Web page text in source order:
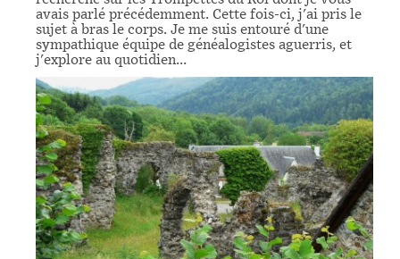
avais parlé précédemment. Cette fois-ci, j'ai pris le
sujet à bras le corps. Je me suis entouré d'une
sympathique équipe de généalogistes aguerris, et
j'explore au quotidien…